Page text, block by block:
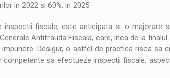
in 2022 si 60%, in 2025.
inspectii fiscale, este anticipata si o majorare
Antifrauda Fiscala, care, inca de la
Desigur, o astfel de practica risca sa
sa efectueze inspectii fiscale,